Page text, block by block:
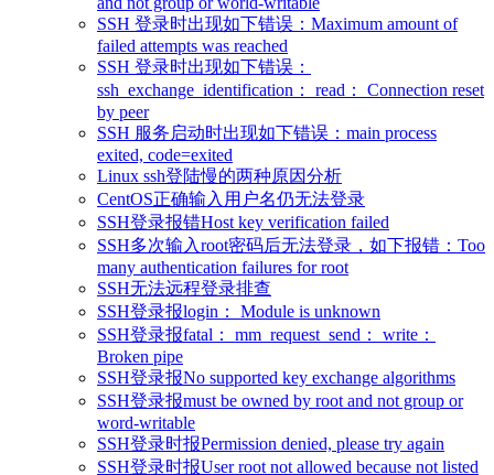
SSH 登录时出现如下错误：Maximum amount of
failed attempts was reached
SSH 登录时出现如下错误：
ssh_exchange_identification： read： Connection reset
by peer
SSH 服务启动时出现如下错误：main process
exited, code=exited
Linux ssh登陆慢的两种原因分析
CentOS正确输入用户名仍无法登录
SSH登录报错Host key verification failed
SSH多次输入root密码后无法登录，如下报错：Too
many authentication failures for root
SSH无法远程登录排查
SSH登录报login： Module is unknown
SSH登录报fatal： mm_request_send： write：
Broken pipe
SSH登录报No supported key exchange algorithms
SSH登录报must be owned by root and not group or
word-writable
SSH登录时报Permission denied, please try again
SSH登录时报User root not allowed because not listed